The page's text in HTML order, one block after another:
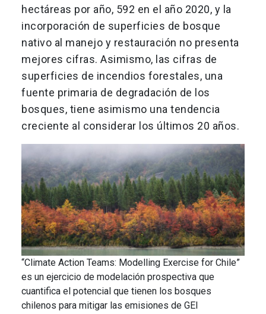
hectáreas por año, 592 en el año 2020, y la
incorporación de superficies de bosque
nativo al manejo y restauración no presenta
mejores cifras. Asimismo, las cifras de
superficies de incendios forestales, una
fuente primaria de degradación de los
bosques, tiene asimismo una tendencia
creciente al considerar los últimos 20 años.
“Climate Action Teams: Modelling Exercise for Chile”
es un ejercicio de modelación prospectiva que
cuantifica el potencial que tienen los bosques
chilenos para mitigar las emisiones de GEI